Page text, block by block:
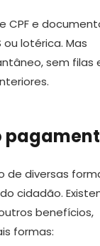
CPF e
ou lotérica. Mas
sem filas
de diversas
cidadão.
benefícios,
formas: